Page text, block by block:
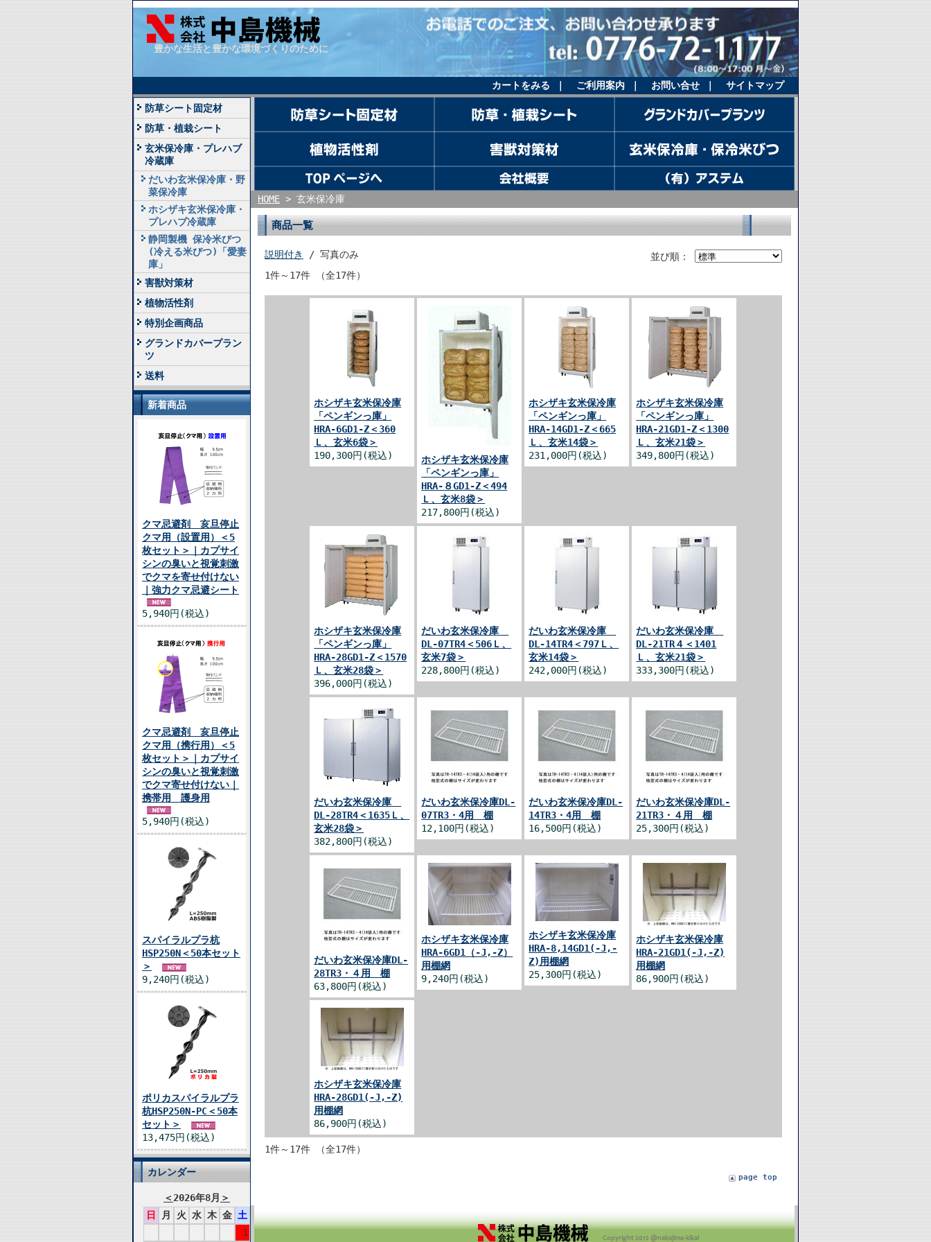
豊かな生活と豊かな環境づくりのために
カートをみる ご利用案内 お問い合せ サイトマップ
防草シート固定材
防草・植栽シート
玄米保冷庫・プレハブ
冷蔵庫
だいわ玄米保冷庫・野
菜保冷庫
ホシザキ玄米保冷庫・
プレハブ冷蔵庫
静岡製機 保冷米びつ
(冷える米びつ)「愛妻
庫」
害獣対策材
植物活性剤
特別企画商品
グランドカバープラン
ツ
送料
新着商品
クマ忌避剤 亥旦停止
クマ用（設置用）＜5
枚セット＞｜カプサイ
シンの臭いと視覚刺激
でクマを寄せ付けない
｜強力クマ忌避シート
5,940円(税込)
クマ忌避剤 亥旦停止
クマ用（携行用）＜5
枚セット＞｜カプサイ
シンの臭いと視覚刺激
でクマ寄せ付けない｜
携帯用 護身用
5,940円(税込)
スパイラルプラ杭
HSP250N＜50本セット
＞
9,240円(税込)
ポリカスパイラルプラ
杭HSP250N-PC＜50本
セット＞
13,475円(税込)
カレンダー
＜ 2026年8月 ＞
日
月 火 水 木 金 土
1
HOME > 玄米保冷庫
商品一覧
並び順：
説明付き
/ 写真のみ
1件～17件 （全17件）
ホシザキ玄米保冷庫
「ペンギンっ庫」
HRA-6GD1-Z＜360
Ｌ、玄米6袋＞
190,300円(税込)
ホシザキ玄米保冷庫
「ペンギンっ庫」
HRA-８GD1-Z＜494
Ｌ、玄米8袋＞
217,800円(税込)
ホシザキ玄米保冷庫
「ペンギンっ庫」
HRA-14GD1-Z＜665
Ｌ、玄米14袋＞
231,000円(税込)
ホシザキ玄米保冷庫
「ペンギンっ庫」
HRA-21GD1-Z＜1300
Ｌ、玄米21袋＞
349,800円(税込)
ホシザキ玄米保冷庫
「ペンギンっ庫」
HRA-28GD1-Z＜1570
Ｌ、玄米28袋＞
396,000円(税込)
だいわ玄米保冷庫
DL-07TR4＜506Ｌ、
玄米7袋＞
228,800円(税込)
だいわ玄米保冷庫
DL-14TR4＜797Ｌ、
玄米14袋＞
242,000円(税込)
だいわ玄米保冷庫
DL-21TR４＜1401
Ｌ、玄米21袋＞
333,300円(税込)
だいわ玄米保冷庫
DL-28TR4＜1635Ｌ、
玄米28袋＞
382,800円(税込)
だいわ玄米保冷庫DL-
07TR3・4用 棚
12,100円(税込)
だいわ玄米保冷庫DL-
14TR3・4用 棚
16,500円(税込)
だいわ玄米保冷庫DL-
21TR3・４用 棚
25,300円(税込)
だいわ玄米保冷庫DL-
28TR3・４用 棚
63,800円(税込)
ホシザキ玄米保冷庫
HRA-6GD1（-J,-Z）
用棚網
9,240円(税込)
ホシザキ玄米保冷庫
HRA-8,14GD1(-J,-
Z)用棚網
25,300円(税込)
ホシザキ玄米保冷庫
HRA-21GD1(-J,-Z)
用棚網
86,900円(税込)
ホシザキ玄米保冷庫
HRA-28GD1(-J,-Z)
用棚網
86,900円(税込)
1件～17件 （全17件）
page top